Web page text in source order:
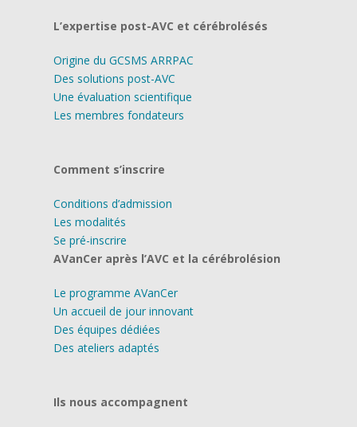
L’expertise post-AVC et cérébrolésés
Origine du GCSMS ARRPAC
Des solutions post-AVC
Une évaluation scientifique
Les membres fondateurs
Comment s’inscrire
Conditions d’admission
Les modalités
Se pré-inscrire
AVanCer après l’AVC et la cérébrolésion
Le programme AVanCer
Un accueil de jour innovant
Des équipes dédiées
Des ateliers adaptés
Ils nous accompagnent